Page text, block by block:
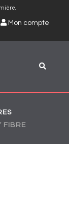
Mon compte
FIBRE